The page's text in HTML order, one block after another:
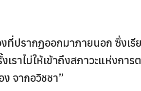
ที่ปรากฏออกมาภายนอก ซึ่งเรี
าไม่ให้เข้าถึงสภาวะแห่งการ
จากอวิชชา”